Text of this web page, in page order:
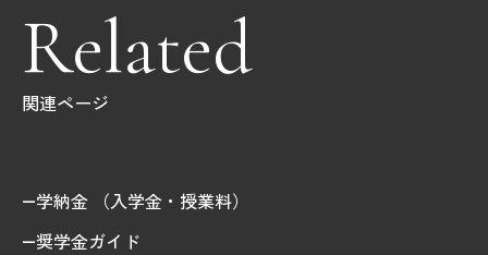
アクセス
キャンパス
Related
関連ページ
学納金 （入学金・授業料）
奨学金ガイド